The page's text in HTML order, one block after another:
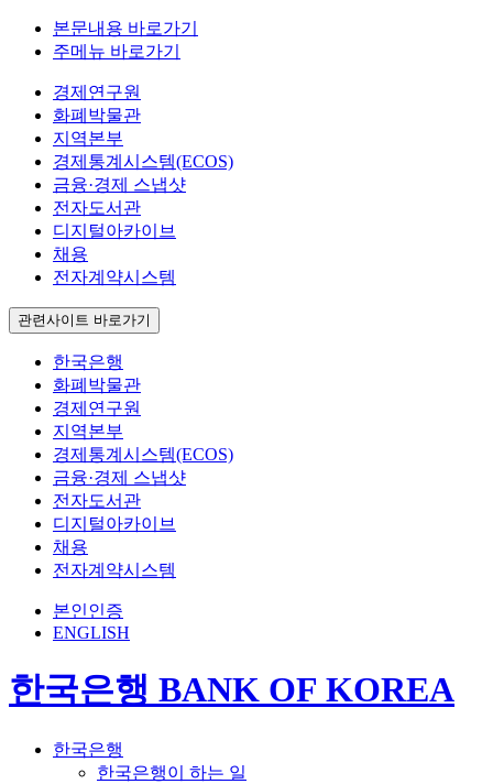
본문내용 바로가기
주메뉴 바로가기
경제연구원
화폐박물관
지역본부
경제통계시스템(ECOS)
금융·경제 스냅샷
전자도서관
디지털아카이브
채용
전자계약시스템
관련사이트 바로가기
한국은행
화폐박물관
경제연구원
지역본부
경제통계시스템(ECOS)
금융·경제 스냅샷
전자도서관
디지털아카이브
채용
전자계약시스템
본인인증
ENGLISH
한국은행 BANK OF KOREA
한국은행
한국은행이 하는 일